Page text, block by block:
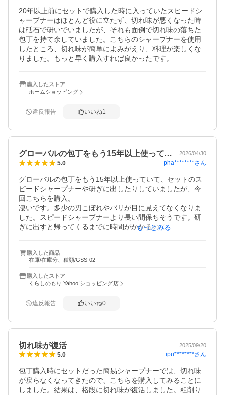
20年以上前にセットで購入した時に入っていたスピードシ
ャープナーはほとんど役に立たず、切れ味が悪くなった時
は砥石で研いでいましたが、それも面倒で切れ味の落ちた
包丁を持て余していました。こちらのシャープナーを使用
したところ、切れ味が簡単によみがえり、料理が楽しくな
りました。もっと早く購入すれば良かったです。
購入したストア
ホームショッピング
違反報告 いいね1
グローバルの包丁をもう15年以上使って… 2026/04/30
5.0 pha********さん
グローバルの包丁をもう15年以上使っていて、セットのス
ピードシャープナーや研ぎに出したりしていましたが、今
回こちらを購入。
凄いです。多少の刃こぼれやバリが目に見えてなくなりま
した。スピードシャープナーより長い間保ちそうです。研
ぎに出すと帰ってくるまでに時間がかかるので出すのが面
もっとみる
購入した商品
在庫/在庫分、種類/GSS-02
購入したストア
くらしのもり Yahoo!ショッピング店
違反報告 いいね0
切れ味が復活 2025/09/20
5.0 ipu********さん
包丁購入時にセットだった簡易シャープナーでは、切れ味
が戻らなくなってきたので、こちらを購入してみることに
しました。結果は、格段に切れ味が復活しました。粗削り